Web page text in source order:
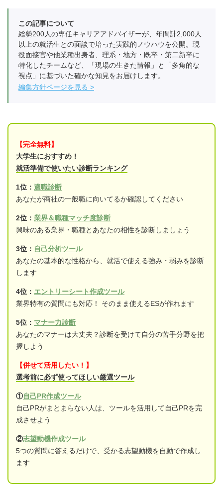
この記事について
総勢200人の専任キャリアアドバイザーが、年間計2,000人
以上の就活生との面談で培った実践的ノウハウを公開。現
役面接官や他業種出身者、理系・地方・既卒・第二新卒に
特化したチームなど、「現場の生きた情報」と「多角的な
視点」に基づいた確かな知見をお届けします。
編集方針ページを見る
【完全無料】
大学生におすすめ！
就活準備で使いたい診断ランキング
1位： 適職診断
あなたが商社の一般職に向いてるか確認してください
2位： 業界＆職種マッチ度診断
興味のある業界・職種とあなたの相性を診断しましょう
3位： 自己分析ツール
あなたの基本的な性格から、就活で使える強み・弱みを診断
します
4位： エントリーシート作成ツール
業界特有の質問にも対応！ そのまま使えるESが作れます
5位： マナー力診断
あなたのマナーは大丈夫？診断を受けて自分の苦手分野を把
握しよう
【併せて活用したい！】
選考前に必ず使ってほしい厳選ツール
①自己PR作成ツール
自己PRがまとまらない人は、ツールを活用して自己PRを完
成させよう
②志望動機作成ツール
5つの質問に答えるだけで、受かる志望動機を自動で作成し
ます